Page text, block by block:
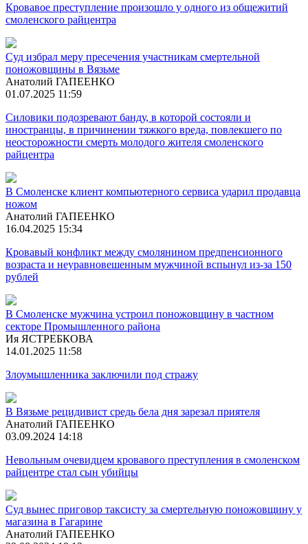
Кровавое преступление произошло у одного из общежитий
смоленского райцентра
Суд избрал меру пресечения участникам смертельной
поножовщины в Вязьме
Анатолий ГАПЕЕНКО
01.07.2025 11:59
Силовики подозревают банду, в которой состояли и
иностранцы, в причинении тяжкого вреда, повлекшего по
неосторожности смерть молодого жителя смоленского
райцентра
В Смоленске клиент компьютерного сервиса ударил продавца
ножом
Анатолий ГАПЕЕНКО
16.04.2025 15:34
Кровавый конфликт между смолянином предпенсионного
возраста и неуравновешенным мужчиной вспынул из-за 150
рублей
В Смоленске мужчина устроил поножовщину в частном
секторе Промышленного района
Ия ЯСТРЕБКОВА
14.01.2025 11:58
Злоумышленника заключили под стражу
В Вязьме рецидивист средь бела дня зарезал приятеля
Анатолий ГАПЕЕНКО
03.09.2024 14:18
Невольным очевидцем кровавого преступления в смоленском
райцентре стал сын убийцы
Суд вынес приговор таксисту за смертельную поножовщину у
магазина в Гагарине
Анатолий ГАПЕЕНКО